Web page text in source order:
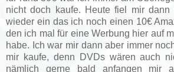
nicht doch kaufe. Heute fiel mir dann
wieder ein das ich noch einen 10€
den ich mal für eine Werbung hier auf
habe. Ich war mir dann aber immer
mir kaufe, denn DVDs wären auch
nämlich gerne bald anfangen mir